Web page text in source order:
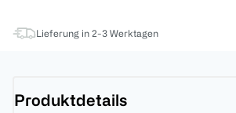
Lieferung in 2-3 Werktagen
Produktdetails